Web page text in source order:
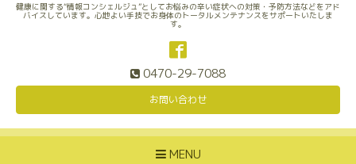
健康に関する“情報コンシェルジュ”としてお悩みの辛い症状への対策・予防方法などをアド
バイスしています。心地よい手技でお身体のトータルメンテナンスをサポートいたしま
す。
0470-29-7088
お問い合わせ
MENU